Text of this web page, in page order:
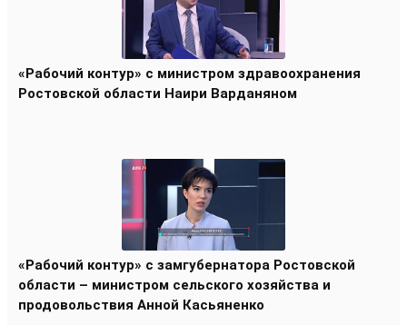
«Рабочий контур» с министром здравоохранения
Ростовской области Наири Варданяном
«Рабочий контур» с замгубернатора Ростовской
области – министром сельского хозяйства и
продовольствия Анной Касьяненко